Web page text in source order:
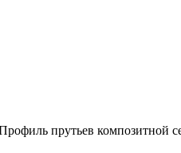
прутьев композитной